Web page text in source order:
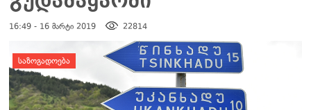
16:49 - 16 მარტი 2019 22814
დატოვე კომენტარი
ᲡᲐᲖᲝᲒᲐᲓᲝᲔᲑᲐ